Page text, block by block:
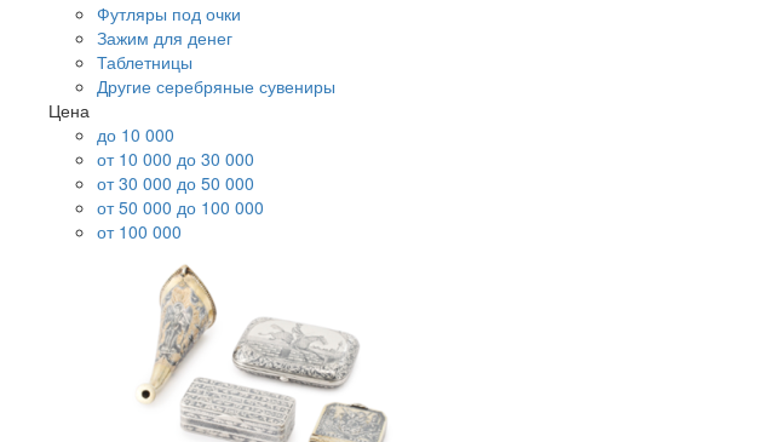
Футляры под очки
Зажим для денег
Таблетницы
Другие серебряные сувениры
Цена
до 10 000
от 10 000 до 30 000
от 30 000 до 50 000
от 50 000 до 100 000
от 100 000